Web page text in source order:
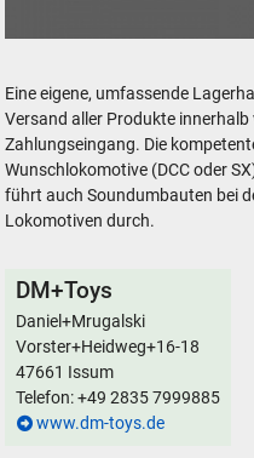
Eine eigene, umfassende
Versand aller Produkte
Zahlungseingang. Die
Wunschlokomotive (DCC oder
führt auch Soundumbauten bei
Lokomotiven durch.
DM+Toys
Daniel+Mrugalski
Vorster+Heidweg+16-18
47661 Issum
Telefon: +49 2835 7999885
www.dm-toys.de